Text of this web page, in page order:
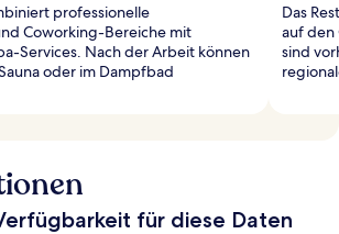
professionelle
Coworking-Bereiche mit
Services. Nach der Arbeit können
oder im Dampfbad
Das
auf den
sind
für diese Daten